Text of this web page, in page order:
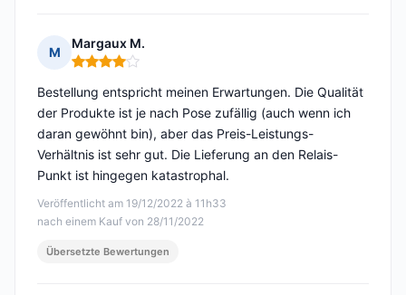
M
Margaux M.
Hinweis: 4 von 5
Veröffentlicht am 19/12/2022 à 11h33
nach einem Kauf von 28/11/2022
Bestellung entspricht meinen Erwartungen. Die Qualität
der Produkte ist je nach Pose zufällig (auch wenn ich
daran gewöhnt bin), aber das Preis-Leistungs-
Verhältnis ist sehr gut. Die Lieferung an den Relais-
Punkt ist hingegen katastrophal.
Übersetzte Bewertungen